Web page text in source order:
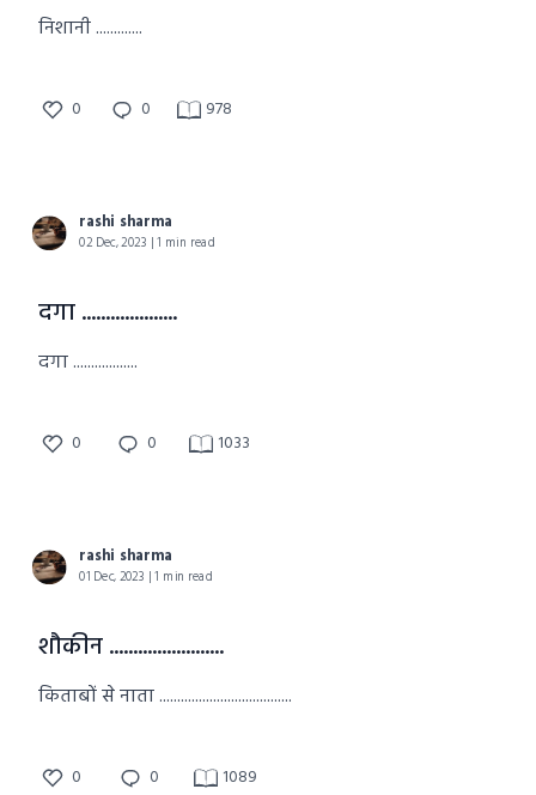
निशानी .............
0 0 978
rashi sharma
02 Dec, 2023 | 1 min read
दगा ....................
दगा ..................
0 0 1033
rashi sharma
01 Dec, 2023 | 1 min read
शौकीन ........................
किताबों से नाता .....................................
0 0 1089